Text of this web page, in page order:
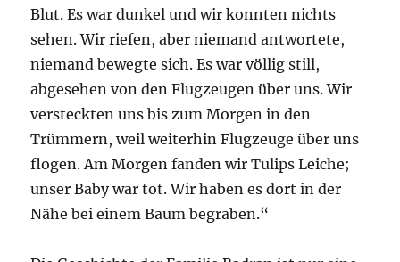
Blut. Es war dunkel und wir konnten nichts
sehen. Wir riefen, aber niemand antwortete,
niemand bewegte sich. Es war völlig still,
abgesehen von den Flugzeugen über uns. Wir
versteckten uns bis zum Morgen in den
Trümmern, weil weiterhin Flugzeuge über uns
flogen. Am Morgen fanden wir Tulips Leiche;
unser Baby war tot. Wir haben es dort in der
Nähe bei einem Baum begraben.“